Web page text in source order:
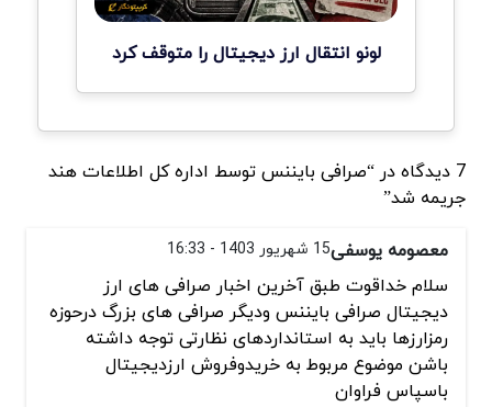
لونو انتقال ارز دیجیتال را متوقف کرد
7 دیدگاه در “صرافی بایننس توسط اداره کل اطلاعات هند
جریمه شد”
معصومه یوسفی15 شهریور 1403 - 16:33
سلام خداقوت طبق آخرین اخبار صرافی های ارز
دیجیتال صرافی بایننس ودیگر صرافی های بزرگ درحوزه
رمزارزها باید به استانداردهای نظارتی توجه داشته
باشن موضوع مربوط به خریدوفروش ارزدیجیتال
باسپاس فراوان